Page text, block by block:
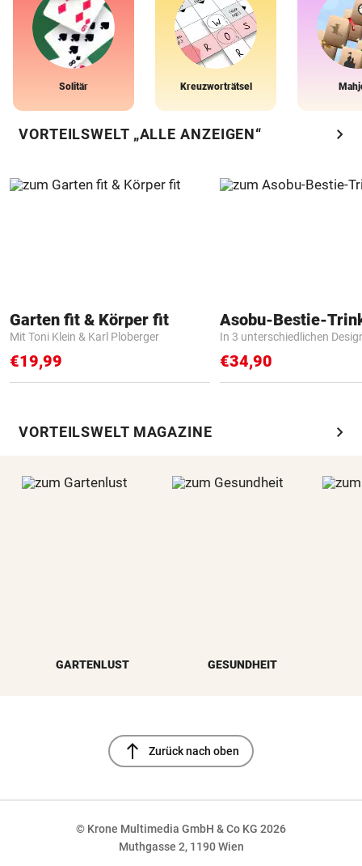
Solitär Kreuzworträtsel
VORTEILSWELT „ALLE ANZEIGEN“ chevron_right
Garten fit & Körper fit
Mit Toni Klein & Karl Ploberger
€19,99
Asobu-Bestie-
In 3 unterschiedlichen
€34,90
VORTEILSWELT MAGAZINE chevron_right
GARTENLUST GESUNDHEIT
north Zurück nach oben
© Krone Multimedia GmbH & Co KG 2026
Muthgasse 2, 1190 Wien